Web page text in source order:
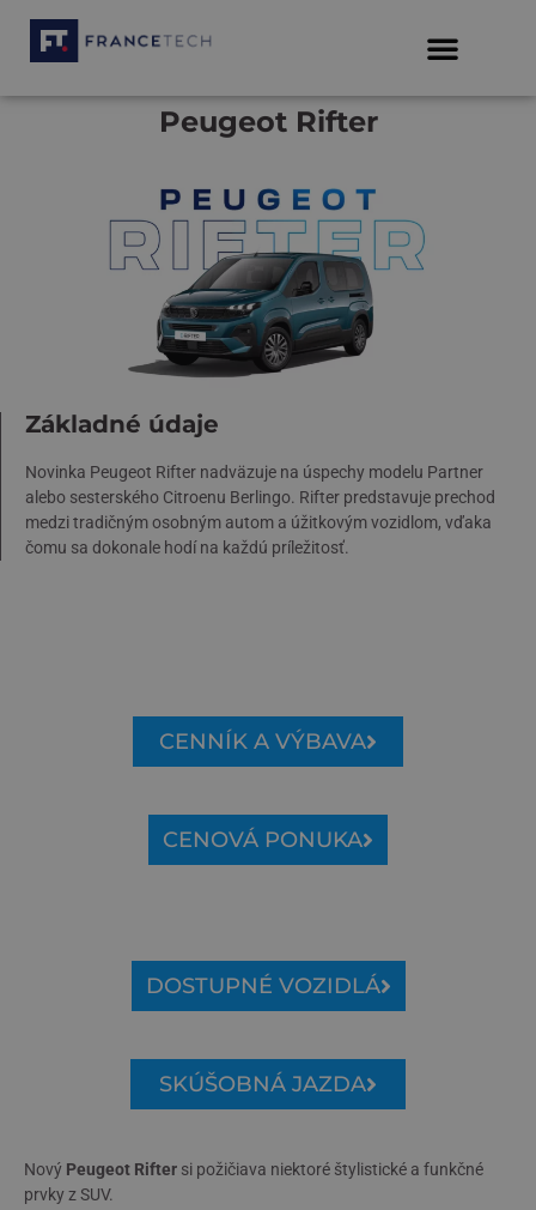
Peugeot Rifter
Základné údaje
Novinka Peugeot Rifter nadväzuje na úspechy modelu Partner
alebo sesterského Citroenu Berlingo. Rifter predstavuje prechod
medzi tradičným osobným autom a úžitkovým vozidlom, vďaka
čomu sa dokonale hodí na každú príležitosť.
CENNÍK A VÝBAVA
CENOVÁ PONUKA
DOSTUPNÉ VOZIDLÁ
SKÚŠOBNÁ JAZDA
Nový Peugeot Rifter si požičiava niektoré štylistické a funkčné
prvky z SUV.